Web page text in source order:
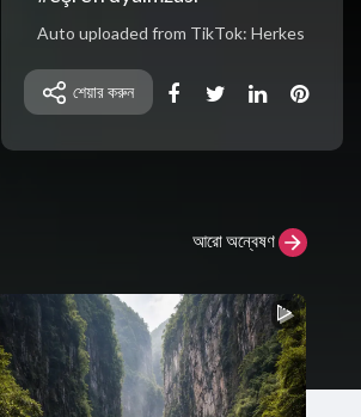
Auto uploaded from TikTok: Herkes
öneçıkar #keşfet #eşrefrüya #eşrefr
üyaimzası
শেয়ার করুন
আরো অন্বেষণ